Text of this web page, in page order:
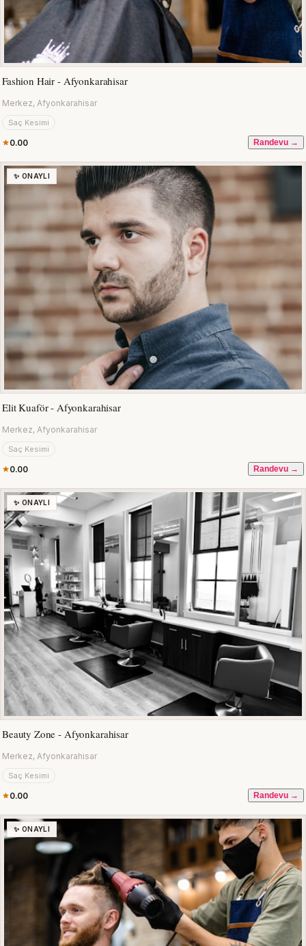
Fashion Hair - Afyonkarahisar
Merkez, Afyonkarahisar
Saç Kesimi
0.00 Randevu →
✨ ONAYLI
Elit Kuaför - Afyonkarahisar
Merkez, Afyonkarahisar
Saç Kesimi
0.00 Randevu →
✨ ONAYLI
Beauty Zone - Afyonkarahisar
Merkez, Afyonkarahisar
Saç Kesimi
0.00 Randevu →
✨ ONAYLI